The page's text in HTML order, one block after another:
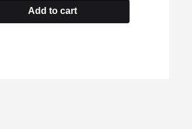
Add to cart